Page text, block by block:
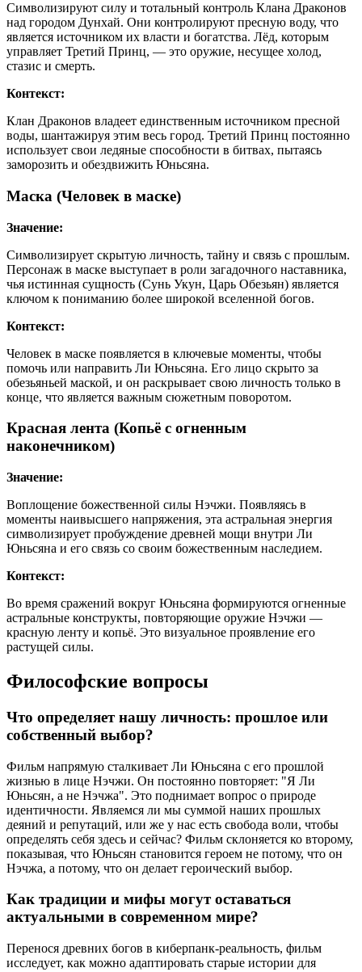
Символизируют силу и тотальный контроль Клана Драконов
над городом Дунхай. Они контролируют пресную воду, что
является источником их власти и богатства. Лёд, которым
управляет Третий Принц, — это оружие, несущее холод,
стазис и смерть.
Контекст:
Клан Драконов владеет единственным источником пресной
воды, шантажируя этим весь город. Третий Принц постоянно
использует свои ледяные способности в битвах, пытаясь
заморозить и обездвижить Юньсяна.
Маска (Человек в маске)
Значение:
Символизирует скрытую личность, тайну и связь с прошлым.
Персонаж в маске выступает в роли загадочного наставника,
чья истинная сущность (Сунь Укун, Царь Обезьян) является
ключом к пониманию более широкой вселенной богов.
Контекст:
Человек в маске появляется в ключевые моменты, чтобы
помочь или направить Ли Юньсяна. Его лицо скрыто за
обезьяньей маской, и он раскрывает свою личность только в
конце, что является важным сюжетным поворотом.
Красная лента (Копьё с огненным
наконечником)
Значение:
Воплощение божественной силы Нэчжи. Появляясь в
моменты наивысшего напряжения, эта астральная энергия
символизирует пробуждение древней мощи внутри Ли
Юньсяна и его связь со своим божественным наследием.
Контекст:
Во время сражений вокруг Юньсяна формируются огненные
астральные конструкты, повторяющие оружие Нэчжи —
красную ленту и копьё. Это визуальное проявление его
растущей силы.
Философские вопросы
Что определяет нашу личность: прошлое или
собственный выбор?
Фильм напрямую сталкивает Ли Юньсяна с его прошлой
жизнью в лице Нэчжи. Он постоянно повторяет: "Я Ли
Юньсян, а не Нэчжа". Это поднимает вопрос о природе
идентичности. Являемся ли мы суммой наших прошлых
деяний и репутаций, или же у нас есть свобода воли, чтобы
определять себя здесь и сейчас? Фильм склоняется ко второму,
показывая, что Юньсян становится героем не потому, что он
Нэчжа, а потому, что он делает героический выбор.
Как традиции и мифы могут оставаться
актуальными в современном мире?
Перенося древних богов в киберпанк-реальность, фильм
исследует, как можно адаптировать старые истории для